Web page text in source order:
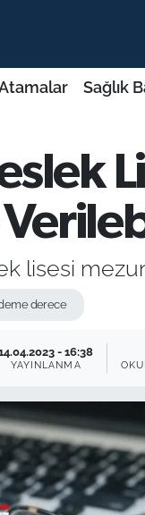
Sağlık
lisesi
derece
- 16:38
YAYINLANMA